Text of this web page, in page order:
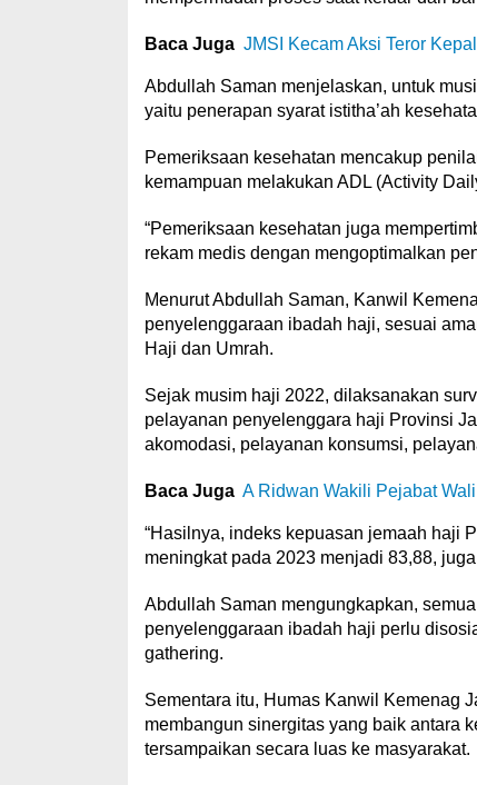
Baca Juga JMSI Kecam Aksi Teror
Abdullah Saman menjelaskan, untuk
yaitu penerapan syarat istitha’ah
Pemeriksaan kesehatan mencakup
kemampuan melakukan ADL (Activity
“Pemeriksaan kesehatan juga
rekam medis dengan mengoptimalkan
Menurut Abdullah Saman, Kanwil
penyelenggaraan ibadah haji, sesuai
Haji dan Umrah.
Sejak musim haji 2022, dilaksanakan
pelayanan penyelenggara haji Provinsi
akomodasi, pelayanan konsumsi,
Baca Juga A Ridwan Wakili Pejabat
“Hasilnya, indeks kepuasan jemaah haji
meningkat pada 2023 menjadi 83,88,
Abdullah Saman mengungkapkan,
penyelenggaraan ibadah haji perlu
gathering.
Sementara itu, Humas Kanwil Kemenag
membangun sinergitas yang baik antara
tersampaikan secara luas ke masyarakat.